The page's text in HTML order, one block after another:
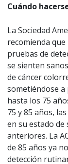
Cuándo
La Sociedad
recomienda
pruebas de
se sienten
de cáncer
sometiéndose a
hasta los 75
75 y 85 años,
en su estado
anteriores. La
de 85 años ya
detección